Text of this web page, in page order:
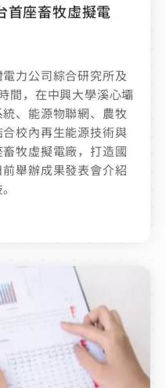
首座畜牧虛擬電
力公司綜合研究所及
間，在中興大學溪心壩
、能源物聯網、農牧
校內再生能源技術與
牧虛擬電廠，打造國
舉辦成果發表會介紹